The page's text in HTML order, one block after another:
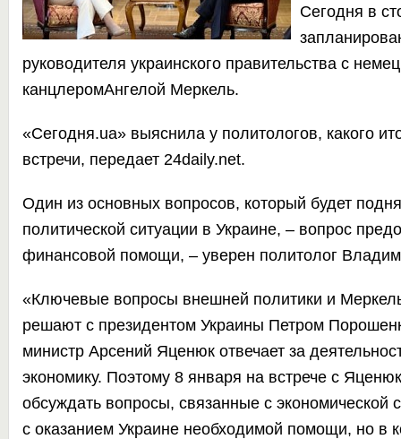
Сегодня в
руководителя украинского правительства с
канцлеромАнгелой Меркель.
«Сегодня.ua»выяснила у политологов, какого
встречи, передает 24daily.net.
Один из основных вопросов, который будет
политической ситуации в Украине, – вопрос
финансовой помощи, – уверен политолог
«Ключевые вопросы внешней политики и
решают с президентом Украины Петром
министр Арсений Яценюк отвечает за
экономику. Поэтому 8 января на встрече с
обсуждать вопросы, связанные с экономической
с оказанием Украине необходимой помощи, но в